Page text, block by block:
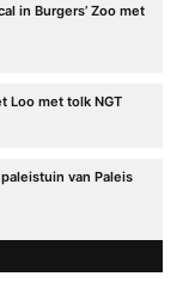
in Burgers’ Zoo met
Loo met tolk NGT
van Paleis